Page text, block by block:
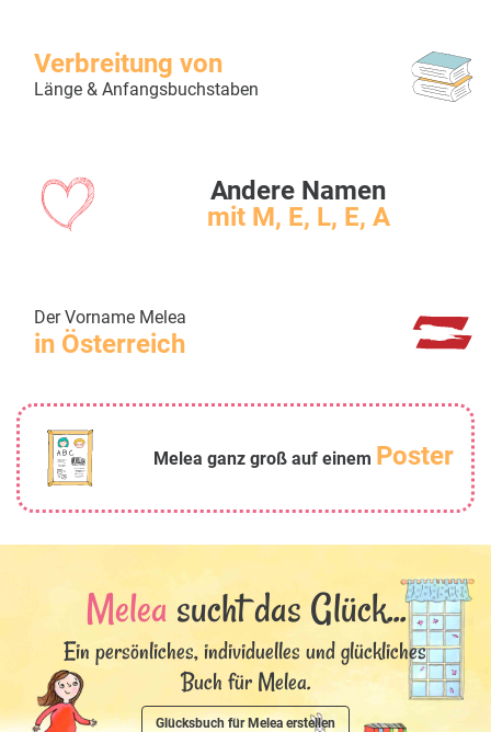
Verbreitung von
Länge & Anfangsbuchstaben
Andere Namen
mit M, E, L, E, A
Der Vorname Melea
in Österreich
Melea ganz groß auf einem Poster
Melea sucht das Glück...
Ein persönliches, individuelles und glückliches
Buch für Melea.
Glücksbuch für Melea erstellen